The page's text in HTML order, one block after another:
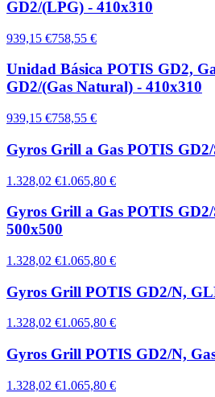
GD2/(LPG) - 410x310
939,15 €758,55 €
Unidad Básica POTIS GD2,
GD2/(Gas Natural) - 410x310
939,15 €758,55 €
Gyros Grill a Gas POTIS
1.328,02 €1.065,80 €
Gyros Grill a Gas POTIS
500x500
1.328,02 €1.065,80 €
Gyros Grill POTIS GD2/N,
1.328,02 €1.065,80 €
Gyros Grill POTIS GD2/N,
1.328,02 €1.065,80 €